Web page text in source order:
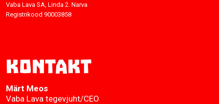
Vaba Lava SA, Linda 2. Narva
Registrikood 90003858
Kontakt
Märt Meos
Vaba Lava tegevjuht/CEO